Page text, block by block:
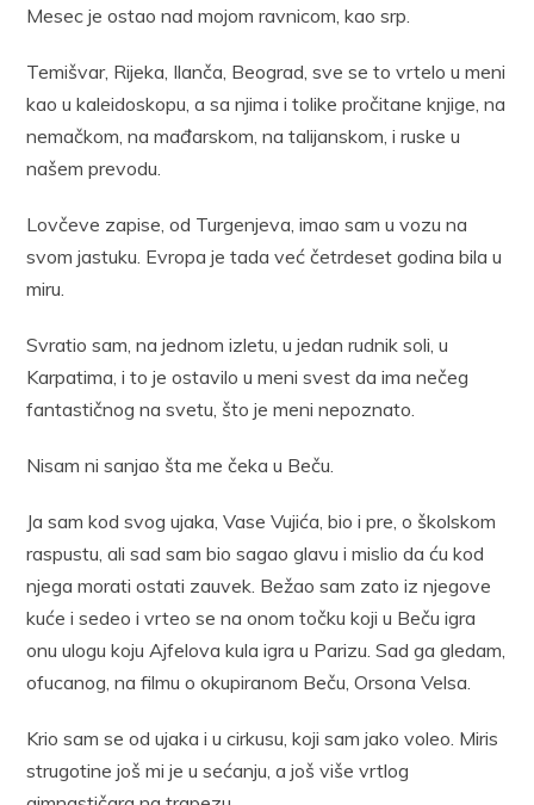
Mesec je ostao nad mojom ravnicom, kao srp.
Temišvar, Rijeka, Ilanča, Beograd, sve se to vrtelo u meni
kao u kaleidoskopu, a sa njima i tolike pročitane knjige, na
nemačkom, na mađarskom, na talijanskom, i ruske u
našem prevodu.
Lovčeve zapise, od Turgenjeva, imao sam u vozu na
svom jastuku. Evropa je tada već četrdeset godina bila u
miru.
Svratio sam, na jednom izletu, u jedan rudnik soli, u
Karpatima, i to je ostavilo u meni svest da ima nečeg
fantastičnog na svetu, što je meni nepoznato.
Nisam ni sanjao šta me čeka u Beču.
Ja sam kod svog ujaka, Vase Vujića, bio i pre, o školskom
raspustu, ali sad sam bio sagao glavu i mislio da ću kod
njega morati ostati zauvek. Bežao sam zato iz njegove
kuće i sedeo i vrteo se na onom točku koji u Beču igra
onu ulogu koju Ajfelova kula igra u Parizu. Sad ga gledam,
ofucanog, na filmu o okupiranom Beču, Orsona Velsa.
Krio sam se od ujaka i u cirkusu, koji sam jako voleo. Miris
strugotine još mi je u sećanju, a još više vrtlog